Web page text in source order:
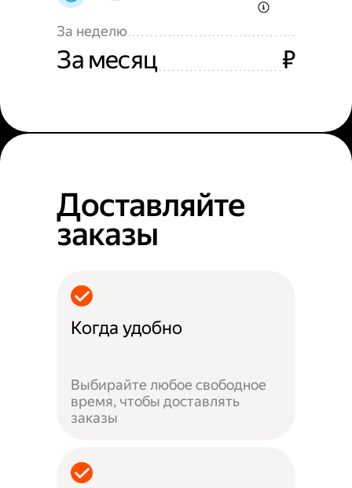
За неделю
За месяц ₽
Доставляйте
заказы
Когда удобно
Выбирайте любое свободное
время, чтобы доставлять
заказы